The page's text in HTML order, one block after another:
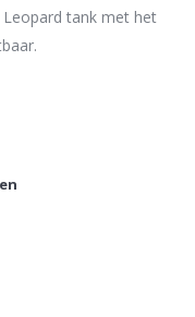
tank met het